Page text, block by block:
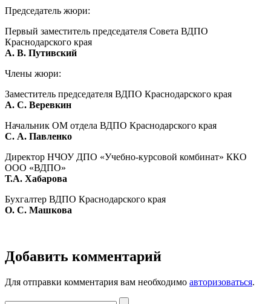
Председатель жюри:
Первый заместитель председателя Совета ВДПО
Краснодарского края
А. В. Путивский
Члены жюри:
Заместитель председателя ВДПО Краснодарского края
А. С. Веревкин
Начальник ОМ отдела ВДПО Краснодарского края
С. А. Павленко
Директор НЧОУ ДПО «Учебно-курсовой комбинат» ККО
ООО «ВДПО»
Т.А. Хабарова
Бухгалтер ВДПО Краснодарского края
О. С. Машкова
Добавить комментарий
Для отправки комментария вам необходимо авторизоваться.